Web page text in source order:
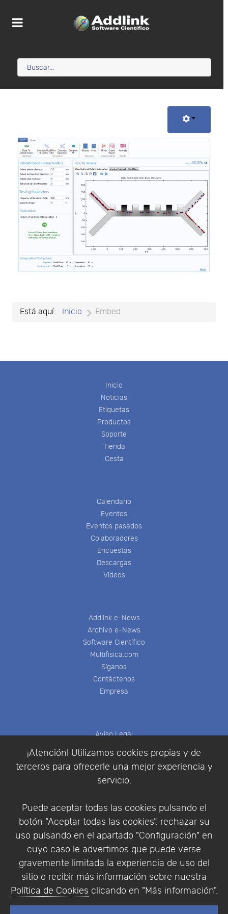
¡Atención! Utilizamos cookies propias y de
terceros para ofrecerle una mejor experiencia y
servicio.
Puede aceptar todas las cookies pulsando el
botón “Aceptar todas las cookies”, rechazar su
uso pulsando en el apartado "Configuración" en
cuyo caso le advertimos que puede verse
gravemente limitada la experiencia de uso del
sitio o recibir más información sobre nuestra
Política de Cookies clicando en "Más información".
Está aquí: Inicio Embed
Inicio
Noticias
Etiquetas
Productos
Soporte
Tienda
Cesta
Calendario
Eventos
Eventos pasados
Colaboradores
Encuestas
Descargas
Videos
Addlink e-News
Archivo e-News
Software Científico
Multifisica.com
Síganos
Contáctenos
Empresa
Aviso Legal
Política de Privacidad
Condiciones de compra
Identificarse
Empresa|Aviso Legal| Política de Privacidad |
Política de Cookies
© Copyright 1994 - 2026. Addlink Software
Científico, S.L.